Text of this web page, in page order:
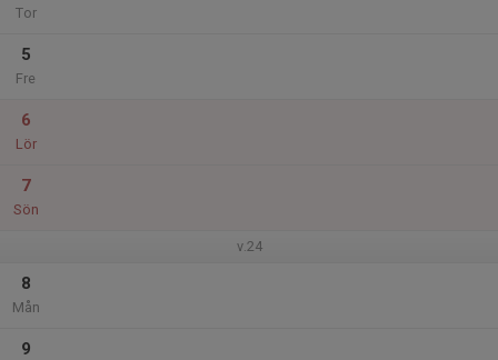
Tor
5
Fre
6
Lör
7
Sön
v.24
8
Mån
9